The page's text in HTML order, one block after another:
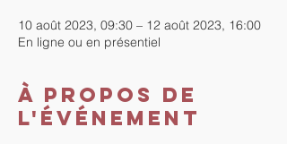
10 août 2023, 09:30 – 12 août 2023, 16:00
En ligne ou en présentiel
À propos de
l'événement